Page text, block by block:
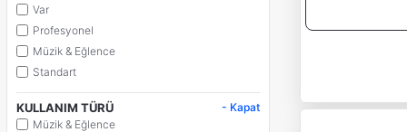
Var
Profesyonel
Müzik & Eğlence
Standart
KULLANIM TÜRÜ
- Kapat
Müzik & Eğlence